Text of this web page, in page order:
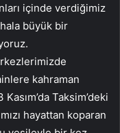
içinde verdiğimiz
büyük bir
kahraman
Taksim’deki
hayattan koparan